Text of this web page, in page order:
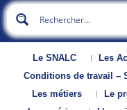
Le SNALC Les
Conditions de travail –
Les métiers
Le